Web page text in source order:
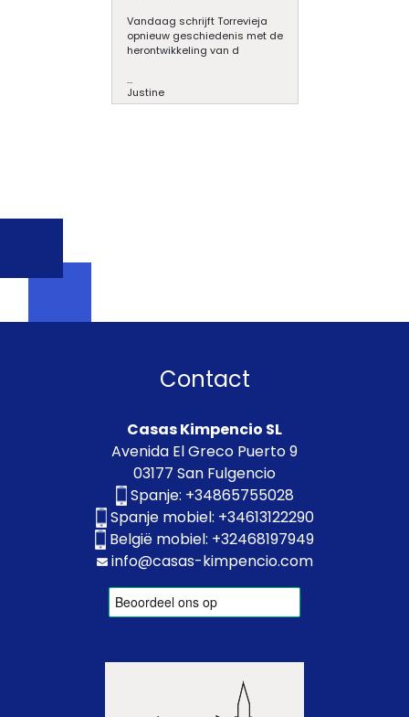
Vandaag schrijft Torrevieja
opnieuw geschiedenis met de
herontwikkeling van d
...
Justine
Contact
Casas Kimpencio SL
Avenida El Greco Puerto 9
03177 San Fulgencio
Spanje: +34865755028
Spanje mobiel: +34613122290
België mobiel: +32468197949
info@casas-kimpencio.com